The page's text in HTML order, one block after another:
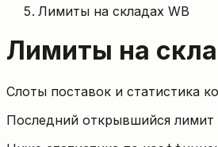
Лимиты на складах WB
Лимиты на
Слоты поставок и статистика
Последний открывшийся лимит